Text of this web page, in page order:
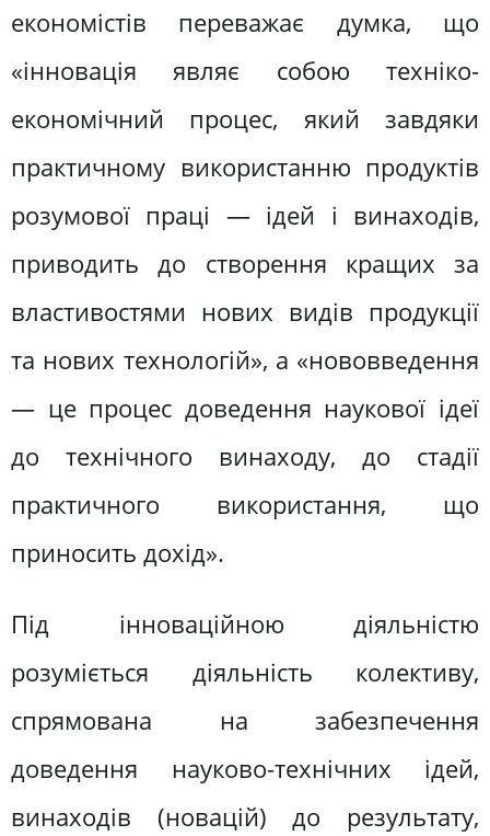
економістів переважає думка, що
«інновація являє собою техніко-
економічний процес, який завдяки
практичному використанню продуктів
розумової праці — ідей і винаходів,
приводить до створення кращих за
властивостями нових видів продукції
та нових технологій», а «нововведення
— це процес доведення наукової ідеї
до технічного винаходу, до стадії
практичного використання, що
приносить дохід».
Під інноваційною діяльністю
розуміється діяльність колективу,
спрямована на забезпечення
доведення науково-технічних ідей,
винаходів (новацій) до результату,